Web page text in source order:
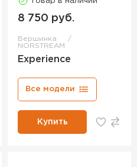
8 750 руб.
Вершинка
NORSTREAM
Experience
Все модели
Купить